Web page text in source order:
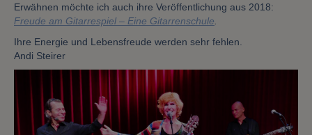
Erwähnen möchte ich auch ihre Veröffentlichung aus 2018:
Freude am Gitarrespiel – Eine Gitarrenschule
Ihre Energie und Lebensfreude werden sehr fehlen.
Andi Steirer